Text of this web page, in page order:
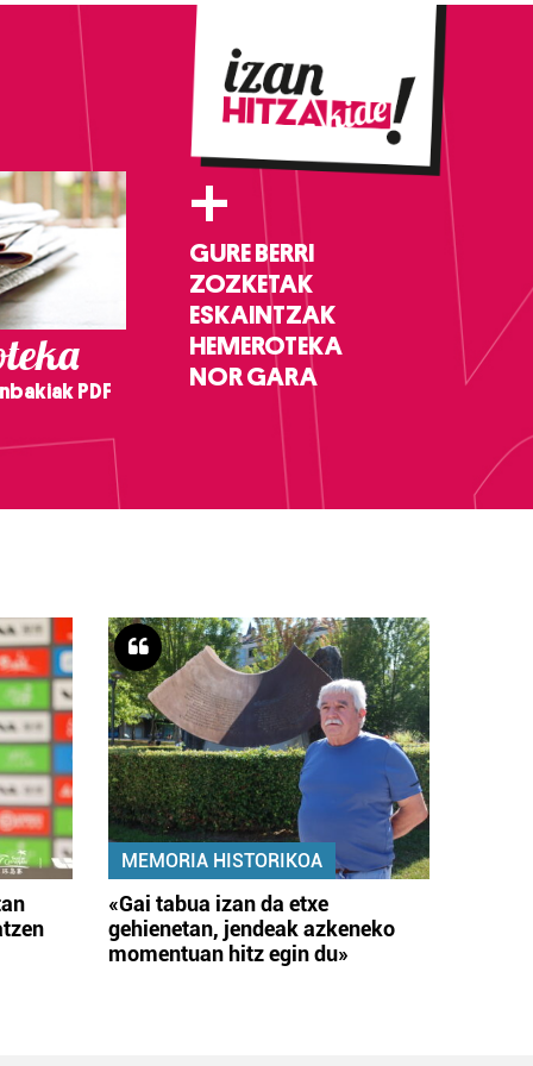
PDF
+
GURE BERRI
ZOZKETAK
ESKAINTZAK
HEMEROTEKA
NOR GARA
MEMORIA HISTORIKOA
«Gai tabua izan da etxe
gehienetan, jendeak azkeneko
momentuan hitz egin du»